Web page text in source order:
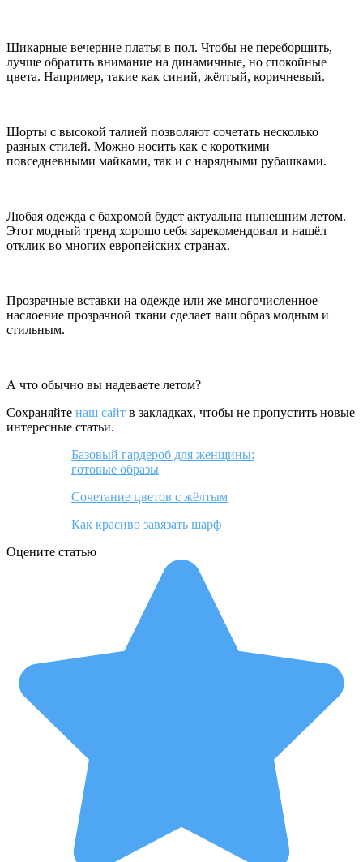
Шикарные вечерние платья в пол. Чтобы не переборщить,
лучше обратить внимание на динамичные, но спокойные
цвета. Например, такие как синий, жёлтый, коричневый.
Шорты с высокой талией позволяют сочетать несколько
разных стилей. Можно носить как с короткими
повседневными майками, так и с нарядными рубашками.
Любая одежда с бахромой будет актуальна нынешним летом.
Этот модный тренд хорошо себя зарекомендовал и нашёл
отклик во многих европейских странах.
Прозрачные вставки на одежде или же многочисленное
наслоение прозрачной ткани сделает ваш образ модным и
стильным.
А что обычно вы надеваете летом?
Сохраняйте наш сайт в закладках, чтобы не пропустить новые
интересные статьи.
Базовый гардероб для женщины:
готовые образы
Сочетание цветов с жёлтым
Как красиво завязать шарф
Оцените статью